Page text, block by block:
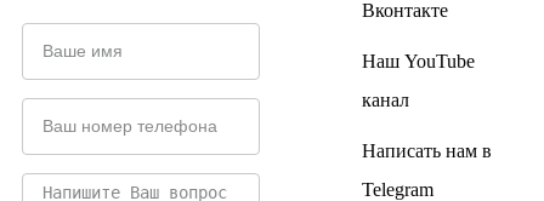
Вконтакте
Наш YouTube
канал
Написать нам в
Telegram